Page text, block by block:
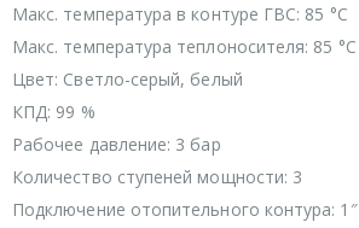
Макс. температура в контуре ГВС: 85 °C
Макс. температура теплоносителя: 85 °C
Цвет: Светло-серый, белый
КПД: 99 %
Рабочее давление: 3 бар
Количество ступеней мощности: 3
Подключение отопительного контура: 1″